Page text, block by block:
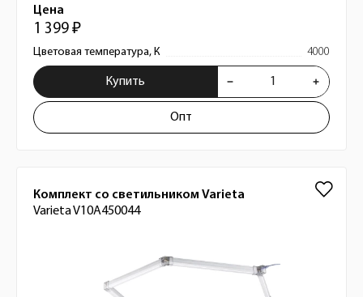
Цена
1 399 ₽
Цветовая температура, К 4000
Купить
Опт
Комплект со светильником Varieta
Varieta V10A450044